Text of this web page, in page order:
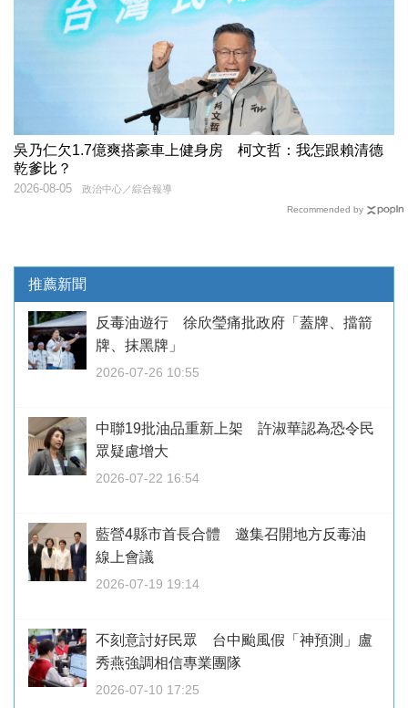
吳乃仁欠1.7億爽搭豪車上健身房 柯文哲：我怎跟賴清德
乾爹比？
政治中心／綜合報導
2026-08-05
Recommended by
推薦新聞
反毒油遊行 徐欣瑩痛批政府「蓋牌、擋箭
牌、抹黑牌」
2026-07-26 10:55
中聯19批油品重新上架 許淑華認為恐令民
眾疑慮增大
2026-07-22 16:54
藍營4縣市首長合體 邀集召開地方反毒油
線上會議
2026-07-19 19:14
不刻意討好民眾 台中颱風假「神預測」盧
秀燕強調相信專業團隊
2026-07-10 17:25